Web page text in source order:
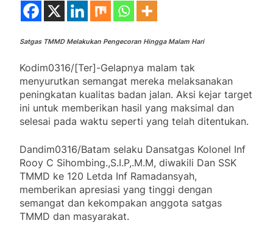
Satgas TMMD Melakukan Pengecoran Hingga Malam Hari
Kodim0316/[Ter]-Gelapnya malam tak
menyurutkan semangat mereka melaksanakan
peningkatan kualitas badan jalan. Aksi kejar target
ini untuk memberikan hasil yang maksimal dan
selesai pada waktu seperti yang telah ditentukan.
Dandim0316/Batam selaku Dansatgas Kolonel Inf
Rooy C Sihombing.,S.I.P,.M.M, diwakili Dan SSK
TMMD ke 120 Letda Inf Ramadansyah,
memberikan apresiasi yang tinggi dengan
semangat dan kekompakan anggota satgas
TMMD dan masyarakat.